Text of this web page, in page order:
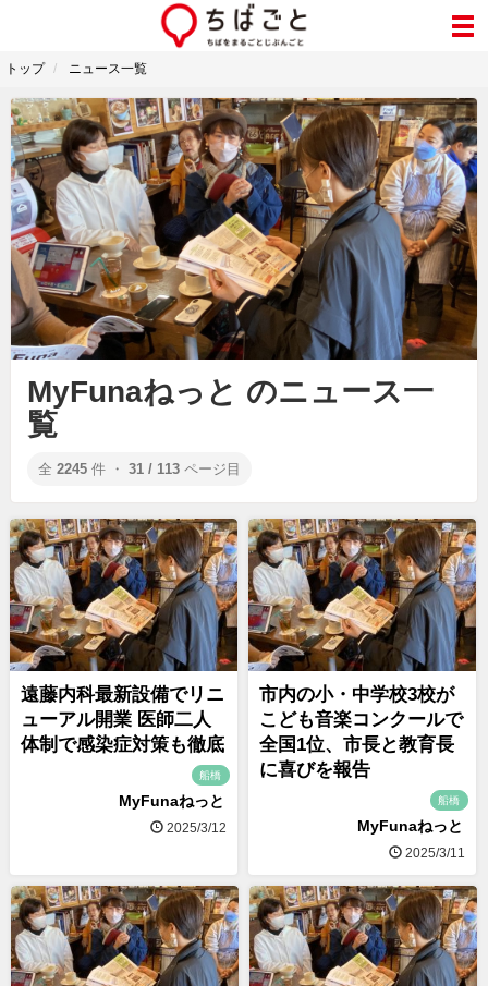
トップ ニュース一覧
MyFunaねっと のニュース一
覧
全 2245 件 ・ 31 / 113 ページ目
遠藤内科最新設備でリニ
ューアル開業 医師二人
体制で感染症対策も徹底
船橋
MyFunaねっと
2025/3/12
市内の小・中学校3校が
こども音楽コンクールで
全国1位、市長と教育長
に喜びを報告
船橋
MyFunaねっと
2025/3/11